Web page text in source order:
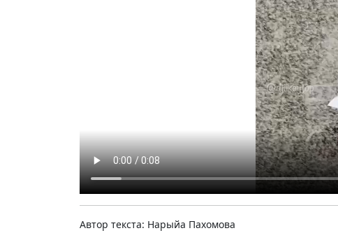
Автор текста: Нарыйа Пахомова